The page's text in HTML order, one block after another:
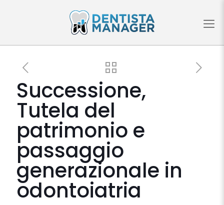
Successione,
Tutela del
patrimonio e
passaggio
generazionale in
odontoiatria